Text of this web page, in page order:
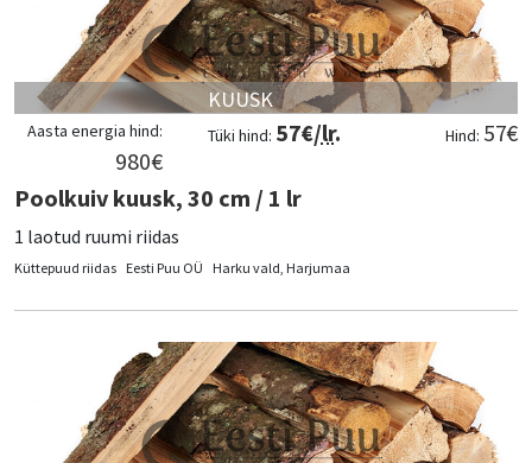
KUUSK
Hind: 57€
Tüki hind: 57€/lr.
Aasta energia hind:
980€
Poolkuiv kuusk, 30 cm / 1 lr
1 laotud ruumi riidas
Küttepuud riidas Eesti Puu OÜ Harku vald, Harjumaa